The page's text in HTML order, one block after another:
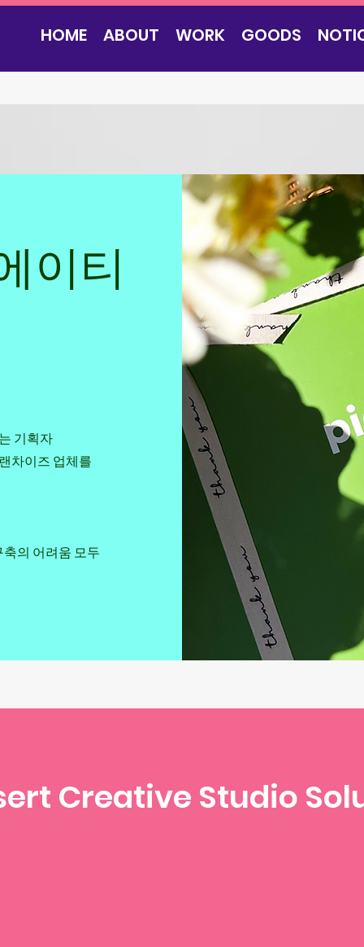
HOME ABOUT WORK GOODS
이티
기획자
차이즈 업체를
의 어려움 모두
Creative Studio